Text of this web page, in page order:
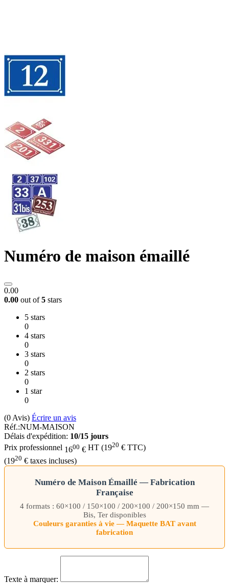
Numéro de maison émaillé
0.00
0.00 out of5 stars
5 stars
0
4 stars
0
3 stars
0
2 stars
0
1 star
0
(0 Avis) Écrire un avis
Réf.:NUM-MAISON
Délais d'expédition: 10/15 jours
Prix professionnel 1600 € HT (1920 € TTC)
(1920 € taxes incluses)
Numéro de Maison Émaillé — Fabrication
Française
4 formats : 60×100 / 150×100 / 200×100 / 200×150 mm —
Bis, Ter disponibles
Couleurs garanties à vie — Maquette BAT avant
fabrication
Texte à marquer: